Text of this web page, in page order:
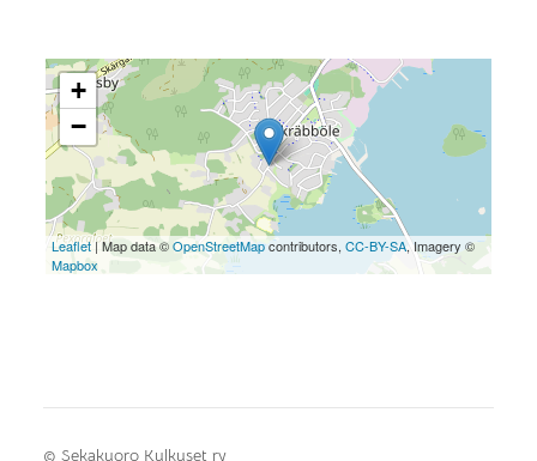
+
−
Leaflet| Map data ©OpenStreetMapcontributors, CC-BY-SA, Imagery ©
Mapbox
© Sekakuoro Kulkuset ry